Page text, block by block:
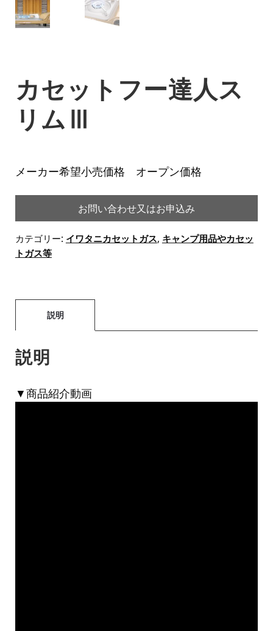
カセットフー達人ス
リムⅢ
メーカー希望小売価格 オープン価格
お問い合わせ又はお申込み
カテゴリー: イワタニカセットガス, キャンプ用品やカセッ
トガス等
説明
説明
▼商品紹介動画